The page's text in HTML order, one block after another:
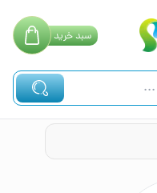
سبدخرید